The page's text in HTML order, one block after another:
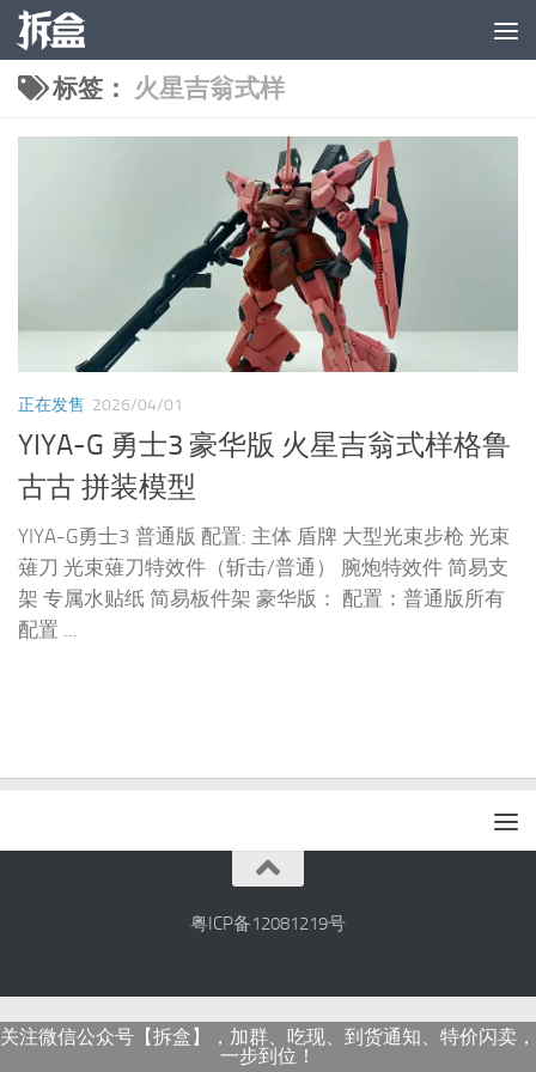
跳至内容
标签： 火星吉翁式样
正在发售 2026/04/01
YIYA-G 勇士3 豪华版 火星吉翁式样格鲁
古古 拼装模型
YIYA-G勇士3 普通版 配置: 主体 盾牌 大型光束步枪 光束
薙刀 光束薙刀特效件（斩击/普通） 腕炮特效件 简易支
架 专属水贴纸 简易板件架 豪华版： 配置：普通版所有
配置 ...
粤ICP备12081219号
关注微信公众号【拆盒】，加群、吃现、到货通知、特价闪卖，
一步到位！